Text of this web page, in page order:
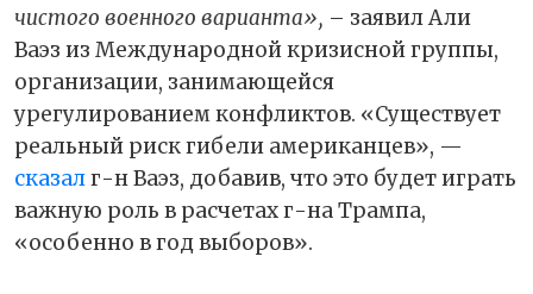
чистого военного варианта», – заявил Али
Ваэз из Международной кризисной группы,
организации, занимающейся
урегулированием конфликтов. «Существует
реальный риск гибели американцев», —
сказалг-н Ваэз, добавив, что это будет играть
важную роль в расчетах г-на Трампа,
«особенно в год выборов».